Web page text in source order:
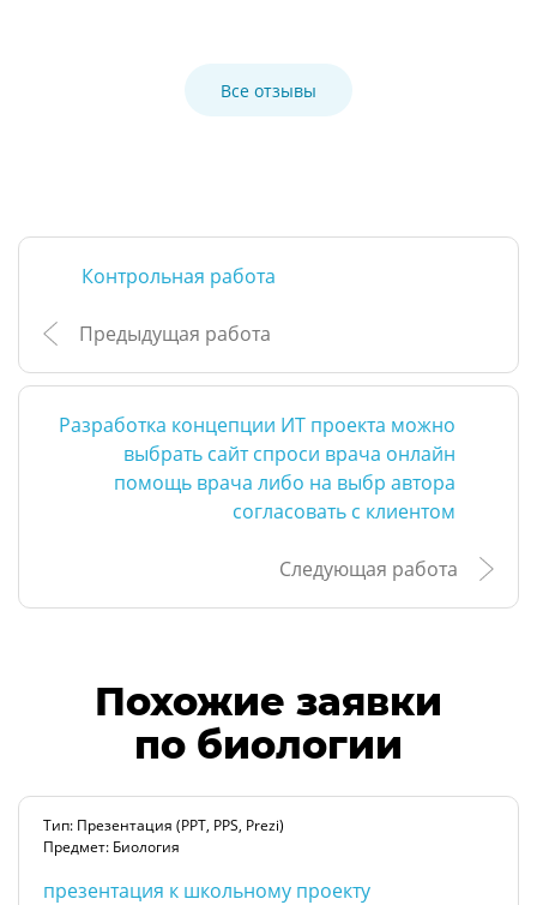
Все отзывы
Контрольная работа
Предыдущая работа
Разработка концепции ИТ проекта можно
выбрать сайт спроси врача онлайн
помощь врача либо на выбр автора
согласовать с клиентом
Следующая работа
Похожие заявки
по биологии
Тип: Презентация (PPT, PPS, Prezi)
Предмет: Биология
презентация к школьному проекту